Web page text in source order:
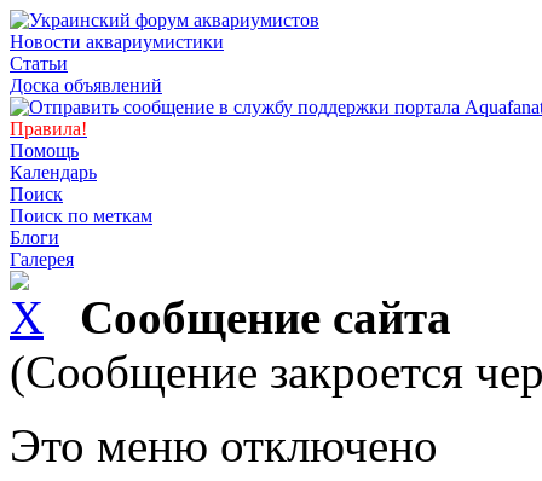
Новости аквариумистики
Статьи
Доска объявлений
Правила!
Помощь
Календарь
Поиск
Поиск по меткам
Блоги
Галерея
Сообщение сайта
(Сообщение закроется
Это меню отключено